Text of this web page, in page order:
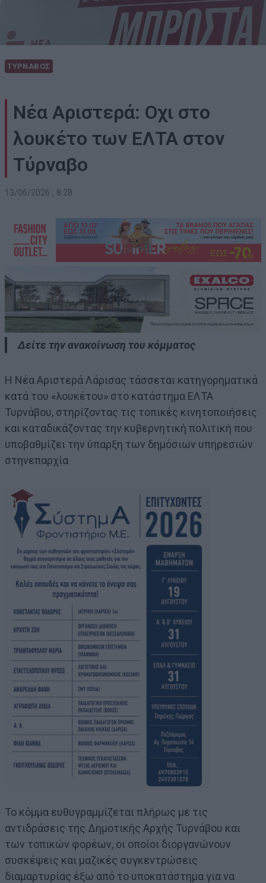
ΤΥΡΝΑΒΟΣ
Νέα Αριστερά: Οχι στο
λουκέτο των ΕΛΤΑ στον
Τύρναβο
13/06/2026 , 8:28
Δείτε την ανακοίνωση του κόμματος
Η Νέα Αριστερά Λάρισας τάσσεται κατηγορηματικά
κατά του «λουκέτου» στο κατάστημα ΕΛΤΑ
Τυρνάβου, στηρίζοντας τις τοπικές κινητοποιήσεις
και καταδικάζοντας την κυβερνητική πολιτική που
υποβαθμίζει την ύπαρξη των δημόσιων υπηρεσιών
στηνεπαρχία
Το κόμμα ευθυγραμμίζεται πλήρως με τις
αντιδράσεις της Δημοτικής Αρχής Τυρνάβου και
των τοπικών φορέων, οι οποίοι διοργανώνουν
συσκέψεις και μαζικές συγκεντρώσεις
διαμαρτυρίας έξω από το υποκατάστημα για να